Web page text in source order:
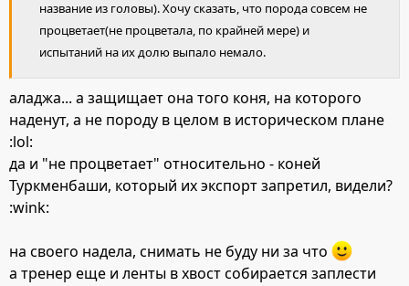
название из головы). Хочу сказать, что порода совсем не
процветает(не процветала, по крайней мере) и
испытаний на их долю выпало немало.
аладжа... а защищает она того коня, на которого
наденут, а не породу в целом в историческом плане
:lol:
да и "не процветает" относительно - коней
Туркменбаши, который их экспорт запретил, видели?
:wink:
на своего надела, снимать не буду ни за что
а тренер еще и ленты в хвост собирается заплести